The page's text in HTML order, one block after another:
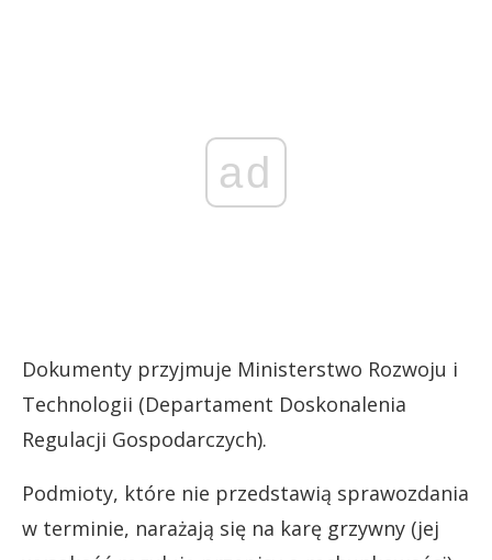
ad
Dokumenty przyjmuje Ministerstwo Rozwoju i
Technologii (Departament Doskonalenia
Regulacji Gospodarczych).
Podmioty, które nie przedstawią sprawozdania
w terminie, narażają się na karę grzywny (jej